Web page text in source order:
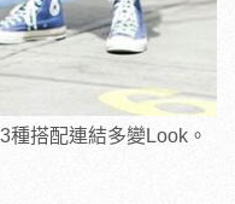
搭配連結多變Look。